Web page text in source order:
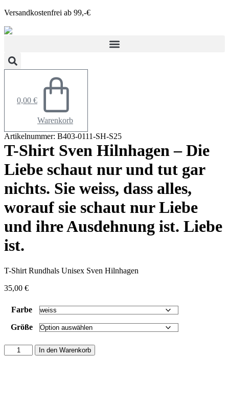
Zum
springen
Versandkostenfrei ab 99,-€
0,00 €
Warenkorb
Artikelnummer: B403-0111-SH-S25
T-Shirt Sven Hilnhagen – Die
Liebe schaut nur und tut gar
nichts. Sie weiss, dass alles,
worauf sie schaut nur Liebe
und ihre Ausdehnung ist. Liebe
ist.
T-Shirt Rundhals Unisex Sven Hilnhagen
35,00 €
Farbe
Größe
Shirt
In den Warenkorb